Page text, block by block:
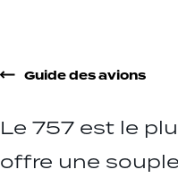
Guide des avions
Le 757 est le
offre une